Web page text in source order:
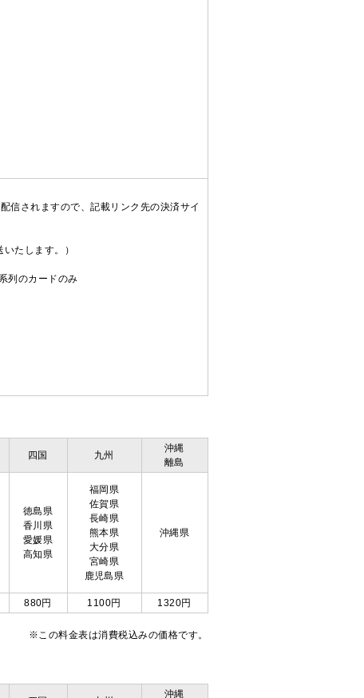
信されますので、記載リンク先の決済サイ
たします。）
列のカードのみ
四国 九州
沖縄
離島
徳島県
香川県
愛媛県
高知県
福岡県
佐賀県
長崎県
熊本県
大分県
宮崎県
鹿児島県
沖縄県
880円 1100円 1320円
※この料金表は消費税込みの価格です。
沖縄